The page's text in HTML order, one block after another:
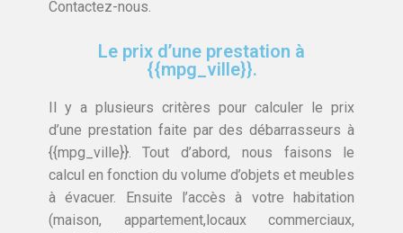
Contactez-nous.
Le prix d’une prestation à
{{mpg_ville}}.
Il y a plusieurs critères pour calculer le prix
d’une prestation faite par des débarrasseurs à
{{mpg_ville}}. Tout d’abord, nous faisons le
calcul en fonction du volume d’objets et meubles
à évacuer. Ensuite l’accès à votre habitation
(maison, appartement,locaux commerciaux,